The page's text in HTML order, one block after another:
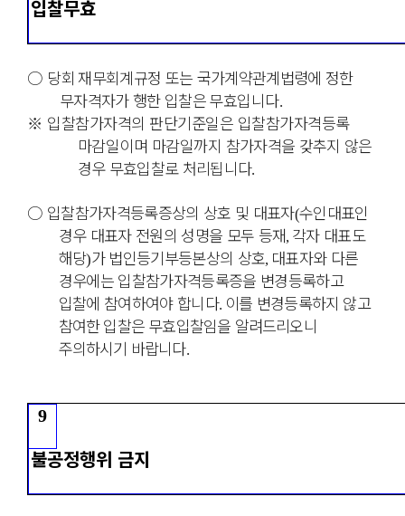
입찰무효
○ 당회 재무회계규정 또는 국가계약관계법령에 정한
무자격자가 행한 입찰은무효입니다.
※ 입찰참가자격의 판단기준일은 입찰참가자격등록
마감일이며 마감일까지 참가자격을 갖추지 않은
경우 무효입찰로 처리됩니다.
○ 입찰참가자격등록증상의 상호 및 대표자(수인대표인
경우 대표자 전원의 성명을 모두 등재, 각자 대표도
해당)가 법인등기부등본상의 상호, 대표자와 다른
경우에는 입찰참가자격등록증을 변경등록하고
입찰에 참여하여야 합니다. 이를 변경등록하지 않고
참여한 입찰은 무효입찰임을 알려드리오니
주의하시기 바랍니다.
9
불공정행위 금지